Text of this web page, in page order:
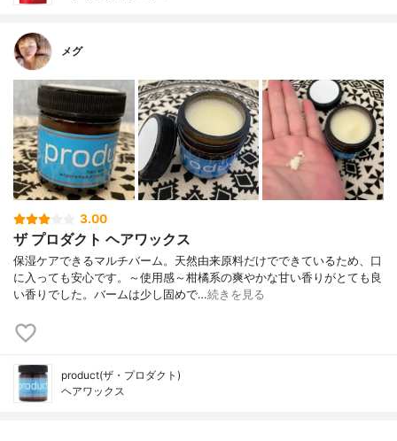
メグ
3.00
ザ プロダクト ヘアワックス
保湿ケアできるマルチバーム。天然由来原料だけでできているため、口
に入っても安心です。～使用感～柑橘系の爽やかな甘い香りがとても良
い香りでした。バームは少し固めで…続きを見る
product(ザ・プロダクト)
ヘアワックス